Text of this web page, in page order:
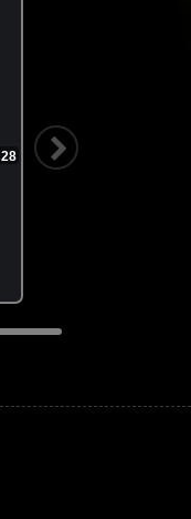
1:13:11
Джиган